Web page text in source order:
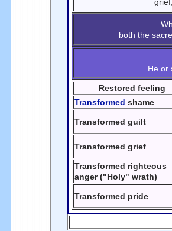
both the
He or
Restored feeling
Transformed shame
Transformed guilt
Transformed grief
Transformed righteous
anger ("Holy" wrath)
Transformed pride